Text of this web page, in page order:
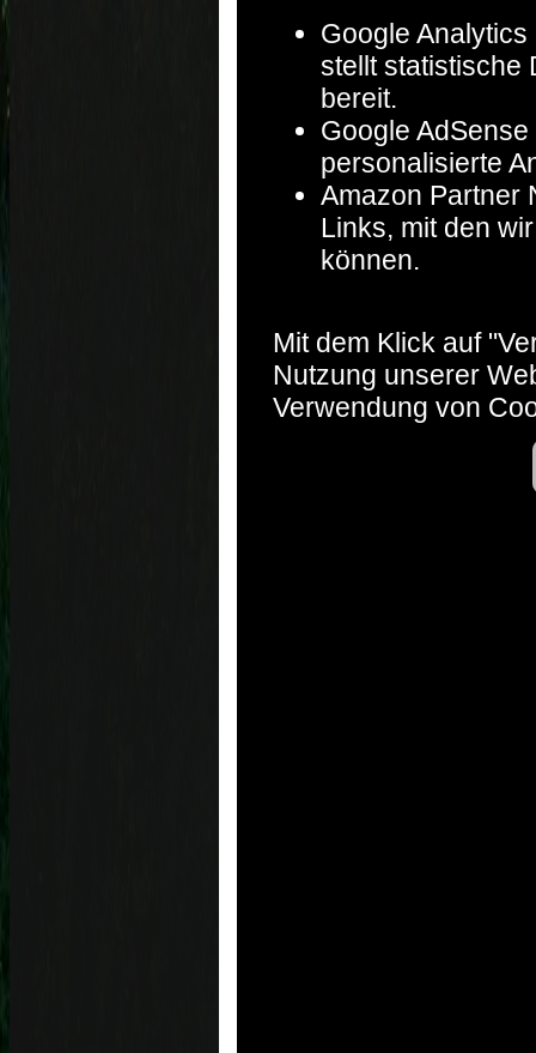
Google
stellt statistische
bereit.
Google
personalisierte
Amazon Partner
Links, mit den
können.
Mit dem Klick auf
Nutzung unserer
Verwendung von